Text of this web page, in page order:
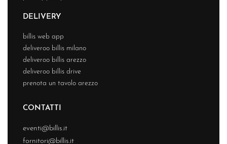
DELIVERY
billis web app
deliveroo billis milano
deliveroo billis arezzo
deliveroo billis drive
prenota un tavolo arezzo
CONTATTI
eventi@billis.it
fornitori@billis.it